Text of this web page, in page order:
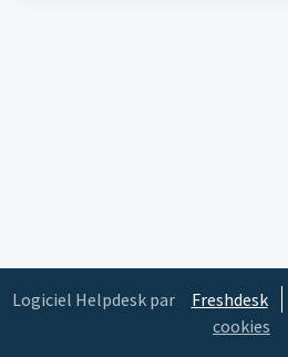
Logiciel Helpdesk par Freshdesk
cookies